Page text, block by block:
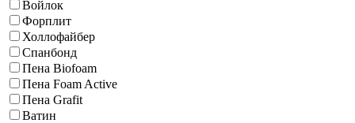
Войлок
Форплит
Холлофайбер
Спанбонд
Пена Biofoam
Пена Foam Active
Пена Grafit
Ватин